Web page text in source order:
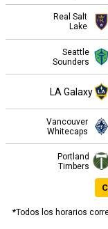
Real Salt
Lake
Seattle
Sounders
LA Galaxy
Vancouver
Whitecaps
Portland
Timbers
*Todos los horarios